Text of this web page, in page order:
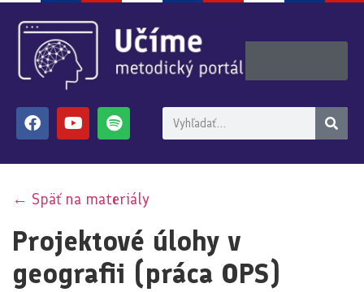
← Späť na materiály
Projektové úlohy v
geografii (práca OPS)